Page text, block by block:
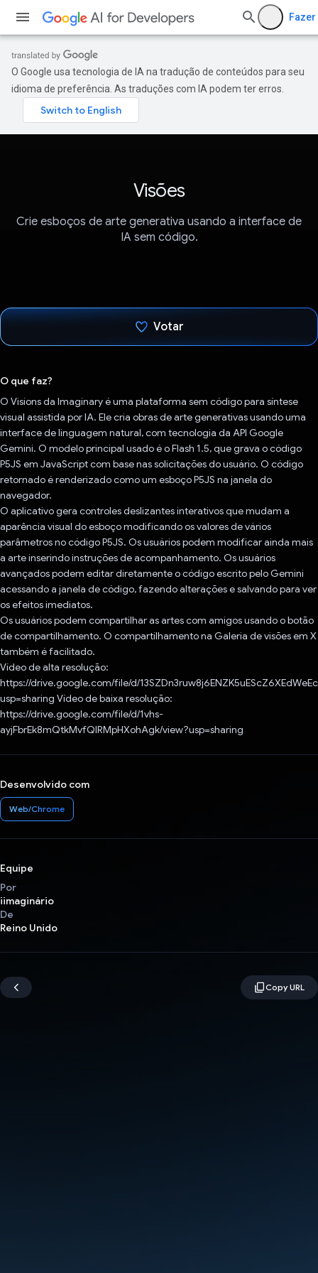
O Google usa tecnologia de IA na tradução de conteúdos para seu
idioma de preferência. As traduções com IA podem ter erros.
Visões
Crie esboços de arte generativa usando a interface de
IA sem código.
Votar
O que faz?
O Visions da Imaginary é uma plataforma sem código para síntese
visual assistida por IA. Ele cria obras de arte generativas usando uma
interface de linguagem natural, com tecnologia da API Google
Gemini. O modelo principal usado é o Flash 1.5, que grava o código
P5JS em JavaScript com base nas solicitações do usuário. O código
retornado é renderizado como um esboço P5JS na janela do
navegador.
O aplicativo gera controles deslizantes interativos que mudam a
aparência visual do esboço modificando os valores de vários
parâmetros no código P5JS. Os usuários podem modificar ainda mais
a arte inserindo instruções de acompanhamento. Os usuários
avançados podem editar diretamente o código escrito pelo Gemini
acessando a janela de código, fazendo alterações e salvando para ver
os efeitos imediatos.
Os usuários podem compartilhar as artes com amigos usando o botão
de compartilhamento. O compartilhamento na Galeria de visões em X
também é facilitado.
Vídeo de alta resolução:
https://drive.google.com/file/d/
usp=sharing Vídeo de baixa resolução:
https://drive.google.com/file/d/1vhs-
ayjFbrEk8mQtkMvfQIRMpHXohAgk/view?usp=sharing
Desenvolvido com
Web/Chrome
Equipe
Por
iimaginário
De
Reino Unido